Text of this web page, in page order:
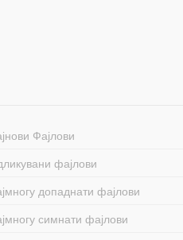
Фајлови
фајлови
допаднати фајлови
симнати фајлови